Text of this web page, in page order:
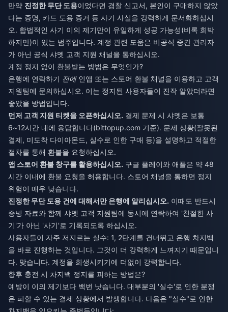
만약 진정한 무단 도용이었다면 경찰 신고서, 본인이 구매하지 않았
다는 증명, 카드 도용 증거 등 사기 사실을 강력하게 문서화하십시
오. 합법적인 사기 이의 제기만이 유일하게 성공 가능성(비록 희박
하지만)이 있는 범주입니다. 계정 관련 도움은 비공식 중간 관리자
가 아닌 공식 샤멧 고객 지원 채널을 통하십시오.
계정 정지 없이 환불받는 방법은 무엇인가?
은행에 연락하기 전에인앱 또는 스토어 환불 채널을 이용하고 고객
지원팀에 문의하십시오. 이는 정지된 사용자들이 진작 알았더라면
좋았을 방법입니다.
먼저 고객 지원 티켓을 오픈하십시오. 결제 문제 시 샤멧은 보통
6~12시간 내에 응답합니다(bittopup.com 기준). 문제 상황(잘못된
결제, 미도착 다이아몬드, 실수로 인한 구매 등)을 설명하고 적절한
절차를 통해 환불을 요청하십시오.
앱 스토어 환불 창구를 활용하십시오. 구글 플레이와 애플은 약 48
시간 이내에 환불 요청을 허용합니다. 스토어 채널을 통하면 정지
위험이 매우 낮습니다.
진정한 무단 도용 건에 대해서만 은행에 알리십시오. 이때도 반드시
증빙 자료와 함께 샤멧 고객 지원팀에 동시에 연락하여 '친절한 사
기'가 아닌 '사기'로 기록되도록 하십시오.
사용자들이 자주 저지르는 실수: 1, 2단계를 건너뛰고 은행 차지백
을 바로 진행하는 것입니다. 그것이 더 강력하게 느껴지기 때문입니
다. 맞습니다. 계정을 희생시키기에 더없이 강력합니다.
향후 충전 시 차지백 정지를 피하는 방법은?
예방이 이의 제기보다 백번 낫습니다. 대부분의 '실수'로 인한 분쟁
은 피할 수 있는 결제 상황에서 발생합니다. 다음은 "실수"로 인한